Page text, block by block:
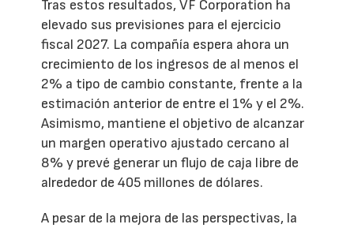
Tras estos resultados, VF Corporation ha
elevado sus previsiones para el ejercicio
fiscal 2027. La compañía espera ahora un
crecimiento de los ingresos de al menos el
2% a tipo de cambio constante, frente a la
estimación anterior de entre el 1% y el 2%.
Asimismo, mantiene el objetivo de alcanzar
un margen operativo ajustado cercano al
8% y prevé generar un flujo de caja libre de
alrededor de 405 millones de dólares.
A pesar de la mejora de las perspectivas, la